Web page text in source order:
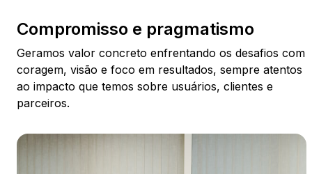
Compromisso e pragmatismo
Geramos valor concreto enfrentando os desafios com
coragem, visão e foco em resultados, sempre atentos
ao impacto que temos sobre usuários, clientes e
parceiros.